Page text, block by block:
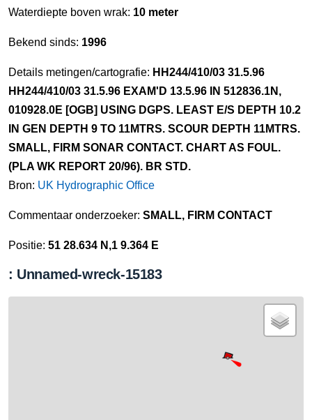
Waterdiepte boven wrak: 10 meter
Bekend sinds: 1996
Details metingen/cartografie: HH244/410/03 31.5.96
HH244/410/03 31.5.96 EXAM'D 13.5.96 IN 512836.1N,
010928.0E [OGB] USING DGPS. LEAST E/S DEPTH 10.2
IN GEN DEPTH 9 TO 11MTRS. SCOUR DEPTH 11MTRS.
SMALL, FIRM SONAR CONTACT. CHART AS FOUL.
(PLA WK REPORT 20/96). BR STD.
Bron: UK Hydrographic Office
Commentaar onderzoeker: SMALL, FIRM CONTACT
Positie: 51 28.634 N,1 9.364 E
: Unnamed-wreck-15183